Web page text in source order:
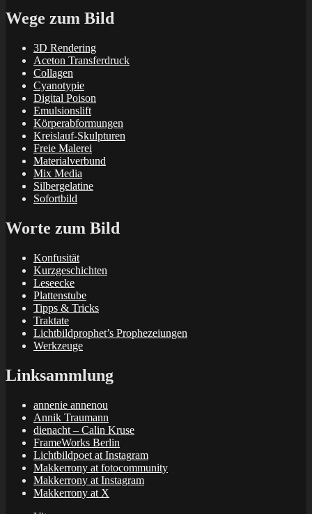
Wege zum Bild
3D Rendering
Aceton Transferdruck
Collagen
Cyanotypie
Digital Poison
Emulsionslift
Körperabformungen
Kreislauf-Skulpturen
Freie Malerei
Materialverbund
Mix Media
Silbergelatine
Sofortbild
Worte zum Bild
Konfusität
Kurzgeschichten
Leseecke
Plattenstube
Tipps & Tricks
Traktate
Lichtbildprophet’s Prophezeiungen
Werkzeuge
Linksammlung
annenie annenou
Annik Traumann
dienacht – Calin Kruse
FrameWorks Berlin
Lichtbildpoet at Instagram
Makkerrony at fotocommunity
Makkerrony at Instagram
Makkerrony at X